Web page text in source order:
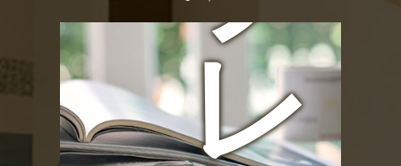
レ
お